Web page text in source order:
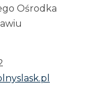
Ośrodka